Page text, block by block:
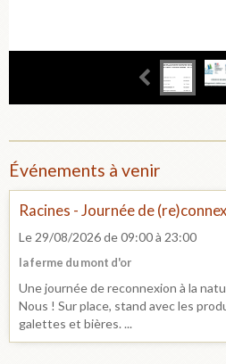
Événements à venir
Racines - Journée de
Le 29/08/2026de 09:00à 23:00
la ferme du mont d'or
Une journée de reconnexion à la
Nous ! Sur place, stand avec les
galettes et bières. ...